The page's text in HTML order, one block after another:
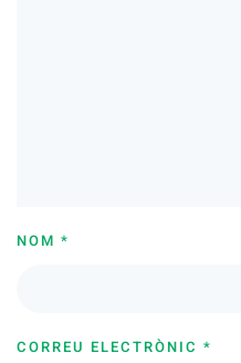
NOM *
CORREU ELECTRÒNIC *